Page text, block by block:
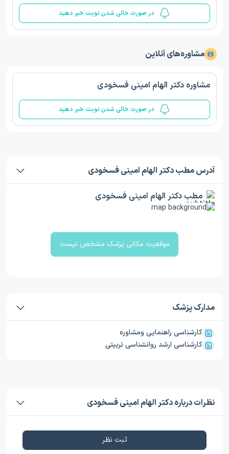
در صورت خالی شدن نوبت خبر دهید
مشاوره‌های آنلاین
مشاوره دکتر الهام امینی فسخودی
در صورت خالی شدن نوبت خبر دهید
آدرس مطب دکتر الهام امینی فسخودی
مطب دکتر الهام امینی فسخودی
موقعیت مکانی پزشک مشخص نیست
مدارک پزشک
کارشناسی راهنمایی ومشاوره
کارشناسی ارشد روانشناسی تربیتی
نظرات درباره دکتر الهام امینی فسخودی
ثبت نظر